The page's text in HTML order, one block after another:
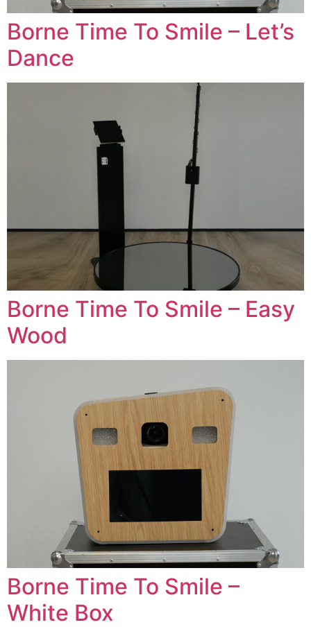
Borne Time To Smile – Let’s
Dance
Borne Time To Smile – Easy
Wood
Borne Time To Smile –
White Box